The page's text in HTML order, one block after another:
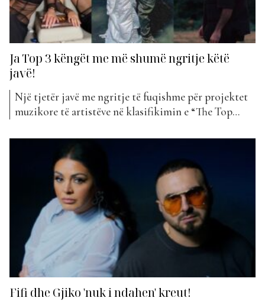
Ja Top 3 këngët me më shumë ngritje këtë
javë!
Një tjetër javë me ngritje të fuqishme për projektet
muzikore të artistëve në klasifikimin e “The Top
“Gjade” nga Dhurata Dora dhe Elvana Gjata rezultoi
mjaft i suksesshëm gjatë verës që lamë pas. E jo më
kot, pasi përveç se ishte...
Fifi dhe Gjiko 'nuk i ndahen' kreut!